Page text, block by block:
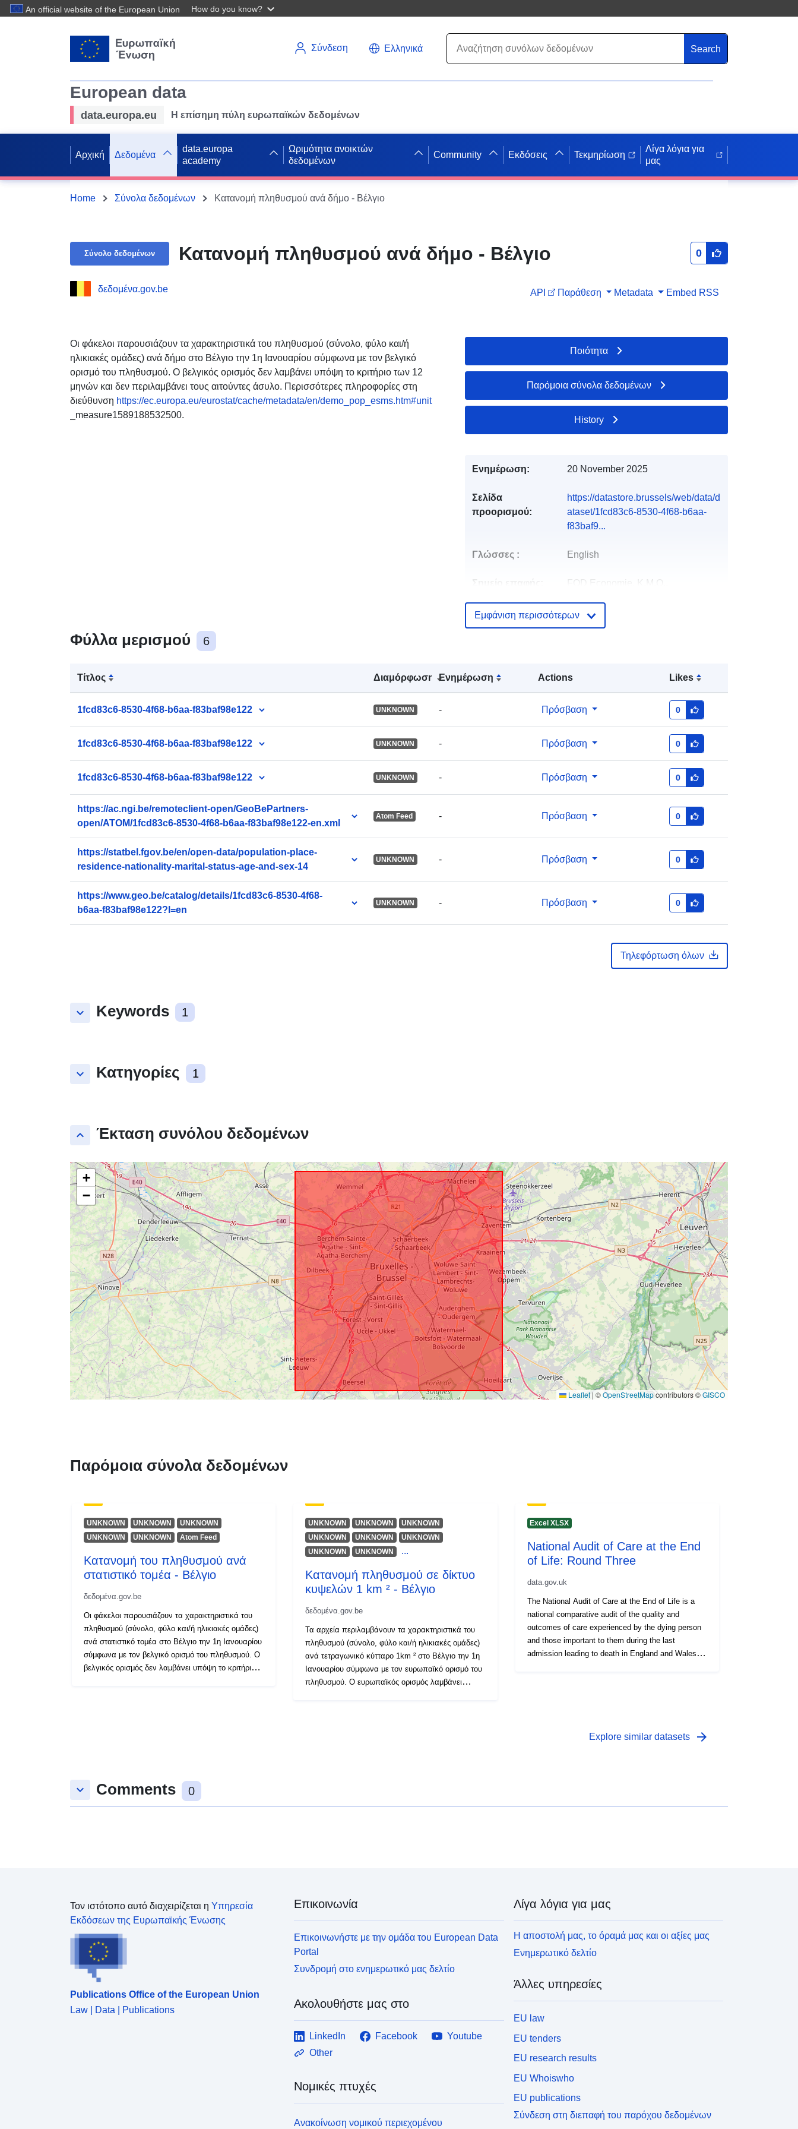
An official website of the European Union How do you know?
Σύνδεση Ελληνικά Search
European data
data.europa.eu Η επίσημη πύλη ευρωπαϊκών δεδομένων
Αρχική Δεδομένα
data.europa
academy
Ωριμότητα ανοικτών
δεδομένων
Community Εκδόσεις Τεκμηρίωση
Λίγα λόγια για
μας
Home Σύνολα δεδομένων Κατανομή πληθυσμού ανά δήμο - Βέλγιο
Σύνολο δεδομένων Κατανομή πληθυσμού ανά δήμο - Βέλγιο 0
δεδομένα.gov.be API Παράθεση Metadata Embed RSS
Οι φάκελοι παρουσιάζουν τα χαρακτηριστικά του πληθυσμού (σύνολο, φύλο και/ή
ηλικιακές ομάδες) ανά δήμο στο Βέλγιο την 1η Ιανουαρίου σύμφωνα με τον βελγικό
ορισμό του πληθυσμού. Ο βελγικός ορισμός δεν λαμβάνει υπόψη το κριτήριο των 12
μηνών και δεν περιλαμβάνει τους αιτούντες άσυλο. Περισσότερες πληροφορίες στη
διεύθυνση https://ec.europa.eu/eurostat/cache/metadata/en/demo_pop_esms.htm#unit
_measure1589188532500.
Φύλλα μερισμού 6
Τίτλος Διαμόρφωση Ενημέρωση Actions Likes
1fcd83c6-8530-4f68-b6aa-f83baf98e122 UNKNOWN - Πρόσβαση 0
1fcd83c6-8530-4f68-b6aa-f83baf98e122 UNKNOWN - Πρόσβαση 0
1fcd83c6-8530-4f68-b6aa-f83baf98e122 UNKNOWN - Πρόσβαση 0
https://ac.ngi.be/remoteclient-open/GeoBePartners-
open/ATOM/1fcd83c6-8530-4f68-b6aa-f83baf98e122-en.xml
Atom Feed - Πρόσβαση 0
https://statbel.fgov.be/en/open-data/population-place-
residence-nationality-marital-status-age-and-sex-14
UNKNOWN - Πρόσβαση 0
https://www.geo.be/catalog/details/1fcd83c6-8530-4f68-
b6aa-f83baf98e122?l=en
UNKNOWN - Πρόσβαση 0
Τηλεφόρτωση όλων
keyboard_arrow_down Keywords 1
keyboard_arrow_down Κατηγορίες 1
keyboard_arrow_up Έκταση συνόλου δεδομένων
+
−
Leaflet | ©OpenStreetMapcontributors ©GISCO
Ποιότητα
Παρόμοια σύνολα δεδομένων
History
Ενημέρωση: 20 November 2025
Σελίδα
προορισμού:
https://datastore.brussels/web/data/d
ataset/1fcd83c6-8530-4f68-b6aa-
f83baf9...
Γλώσσες : English
Σημείο επαφής:
FOD Economie, K.M.O.,
Statistiek - Statistics Be...
E-Mail:
Αρχείο
Προστίθεται στο data.europa.eu:
Επικαιροποιήθηκε στα data.europa.eu:
Συντεταγμένες:
4.48, 50.92 ], [ 4.48, 50.76 ], [ 4.24,
Τύπος: Polygon
1fcd83c6-8530-4f68-b6aa-
f83baf98e122
http://data.europa.eu/88u/dataset/1fc
d83c6-8530-4f68-b6aa-
f83baf98e122
Δικαιώματα
public
Εμφάνιση περισσότερων
Παρόμοια σύνολα δεδομένων
UNKNOWN UNKNOWN
UNKNOWN
UNKNOWN
UNKNOWN Atom Feed
Κατανομή του πληθυσμού ανά
στατιστικό τομέα - Βέλγιο
δεδομένα.gov.be
Οι φάκελοι παρουσιάζουν τα χαρακτηριστικά του
πληθυσμού (σύνολο, φύλο και/ή ηλικιακές ομάδες)
ανά στατιστικό τομέα στο Βέλγιο την 1η Ιανουαρίου
σύμφωνα με τον βελγικό ορισμό του πληθυσμού. Ο
βελγικός ορισμός δεν λαμβάνει υπόψη το κριτήριο
UNKNOWN UNKNOWN
UNKNOWN
UNKNOWN
UNKNOWN
UNKNOWN
UNKNOWN
UNKNOWN ...
Κατανομή πληθυσμού σε δίκτυο
κυψελών 1 km ² - Βέλγιο
δεδομένα.gov.be
Τα αρχεία περιλαμβάνουν τα χαρακτηριστικά του
πληθυσμού (σύνολο, φύλο και/ή ηλικιακές ομάδες)
ανά τετραγωνικό κύτταρο 1km ² στο Βέλγιο την 1η
Ιανουαρίου σύμφωνα με τον ευρωπαϊκό ορισμό του
πληθυσμού. Ο ευρωπαϊκός ορισμός λαμβάνει
Excel XLSX
National Audit of Care at the End
of Life: Round Three
data.gov.uk
The National Audit of Care at the End of Life is a
national comparative audit of the quality and
outcomes of care experienced by the dying person
and those important to them during the last
admission leading to death in England and Wales,
Explore similar datasets arrow_forward
keyboard_arrow_down Comments 0
Τον ιστότοπο αυτό διαχειρίζεται η Υπηρεσία
Εκδόσεων της Ευρωπαϊκής Ένωσης
Publications Office of the European Union
Law | Data | Publications
Επικοινωνία
Επικοινωνήστε με την ομάδα του European Data
Portal
Συνδρομή στο ενημερωτικό μας δελτίο
Ακολουθήστε μας στο
LinkedIn Facebook
Youtube
Other
Νομικές πτυχές
Ανακοίνωση νομικού περιεχομένου
Λίγα λόγια για μας
Η αποστολή μας, το όραμά μας και οι αξίες μας
Ενημερωτικό δελτίο
Άλλες υπηρεσίες
EU law
EU tenders
EU research results
EU Whoiswho
EU publications
Σύνδεση στη διεπαφή του παρόχου δεδομένων